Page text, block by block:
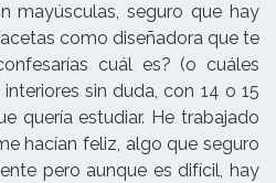
mayúsculas, seguro que hay
como diseñadora que te
cuál es? (o cuáles
sin duda, con 14 o 15
quería estudiar. He trabajado
hacían feliz, algo que seguro
pero aunque es difícil, hay